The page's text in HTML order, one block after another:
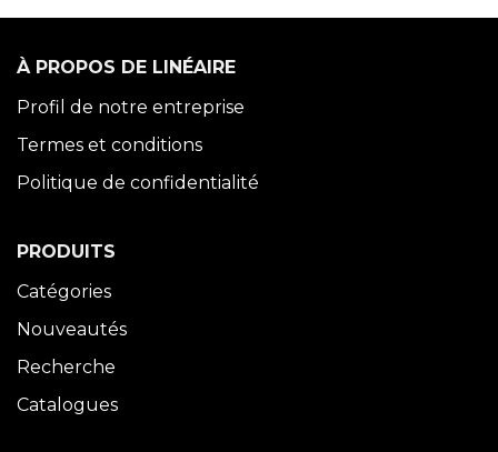
À PROPOS DE LINÉAIRE
Profil de notre entreprise
Termes et conditions
Politique de confidentialité
PRODUITS
Catégories
Nouveautés
Recherche
Catalogues